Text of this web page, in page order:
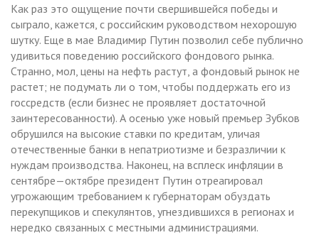
Как раз это ощущение почти свершившейся победы и
сыграло, кажется, с российским руководством нехорошую
шутку. Еще в мае Владимир Путин позволил себе публично
удивиться поведению российского фондового рынка.
Странно, мол, цены на нефть растут, а фондовый рынок не
растет; не подумать ли о том, чтобы поддержать его из
госсредств (если бизнес не проявляет достаточной
заинтересованности). А осенью уже новый премьер Зубков
обрушился на высокие ставки по кредитам, уличая
отечественные банки в непатриотизме и безразличии к
нуждам производства. Наконец, на всплеск инфляции в
сентябре—октябре президент Путин отреагировал
угрожающим требованием к губернаторам обуздать
перекупщиков и спекулянтов, угнездившихся в регионах и
нередко связанных с местными администрациями.